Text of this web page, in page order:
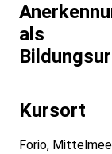
als
Kursort
Forio,